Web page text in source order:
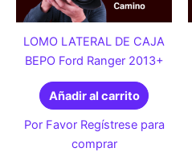
LOMO LATERAL DE CAJA
BEPO Ford Ranger 2013+
Añadir al carrito
Por Favor Regístrese para
comprar